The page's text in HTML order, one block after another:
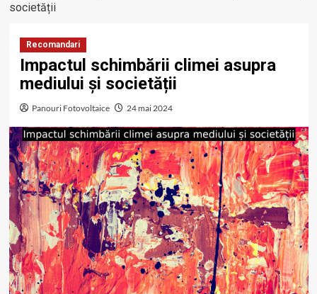
societății
Recomandari
Impactul schimbării climei asupra
mediului și societății
Panouri Fotovoltaice 24 mai 2024